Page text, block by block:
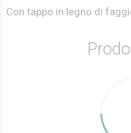
Con tappo in legno di